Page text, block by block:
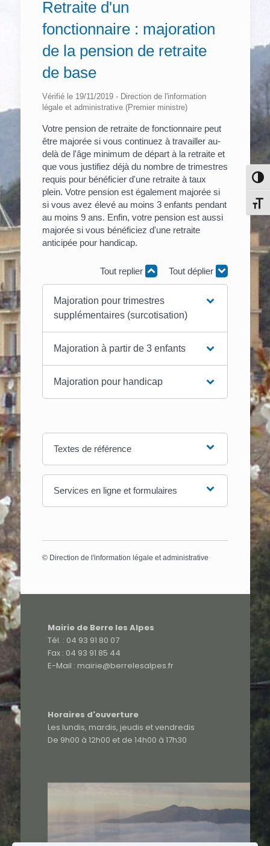
Retraite d'un
fonctionnaire : majoration
de la pension de retraite
de base
Vérifié le 19/11/2019 - Direction de l'information
légale et administrative (Premier ministre)
Votre pension de retraite de fonctionnaire peut
être majorée si vous continuez à travailler au-
delà de l'âge minimum de départ à la retraite et
que vous justifiez déjà du nombre de trimestres
requis pour bénéficier d'une retraite à taux
plein. Votre pension est également majorée si
si vous avez élevé au moins 3 enfants pendant
au moins 9 ans. Enfin, votre pension est aussi
majorée si vous bénéficiez d'une retraite
anticipée pour handicap.
Tout replier Tout déplier
Majoration pour trimestres
supplémentaires (surcotisation)
Majoration à partir de 3 enfants
Majoration pour handicap
Textes de référence
Services en ligne et formulaires
© Direction de l'information légale et administrative
Mairie de Berre les Alpes
Tél. : 04 93 91 80 07
Fax : 04 93 91 85 44
E-Mail : mairie@berrelesalpes.fr
Horaires d'ouverture
Les lundis, mardis, jeudis et vendredis
De 9h00 à 12h00 et de 14h00 à 17h30